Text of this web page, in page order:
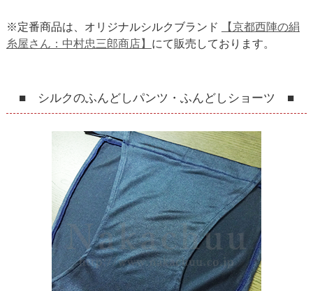
※定番商品は、オリジナルシルクブランド
【京都西陣の絹
糸屋さん：中村忠三郎商店】 にて販売しております。
■ シルクのふんどしパンツ・ふんどしショーツ ■